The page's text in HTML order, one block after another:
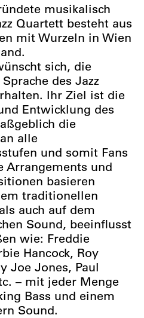
musikalisch
Quartett besteht aus
mit Wurzeln in Wien
sich, die
des Jazz
Ihr Ziel ist die
Entwicklung des
die
alle
und somit Fans
Arrangements und
basieren
traditionellen
auch auf dem
Sound, beeinflusst
wie: Freddie
Hancock, Roy
Joe Jones, Paul
– mit jeder Menge
Bass und einem
Sound.